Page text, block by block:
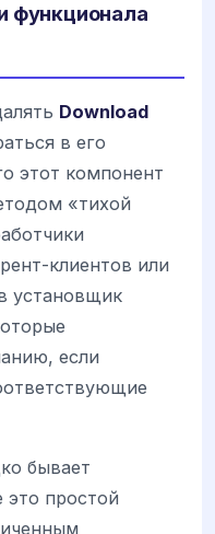
функционала
Download
в его
этот компонент
«тихой
клиентов или
установщик
если
бывает
это простой